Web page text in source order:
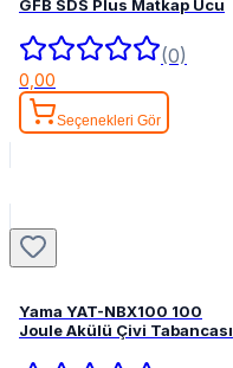
GFB SDS Plus Matkap Ucu
(0)
0,00
Seçenekleri Gör
Yama YAT-NBX100 100
Joule Akülü Çivi Tabancası